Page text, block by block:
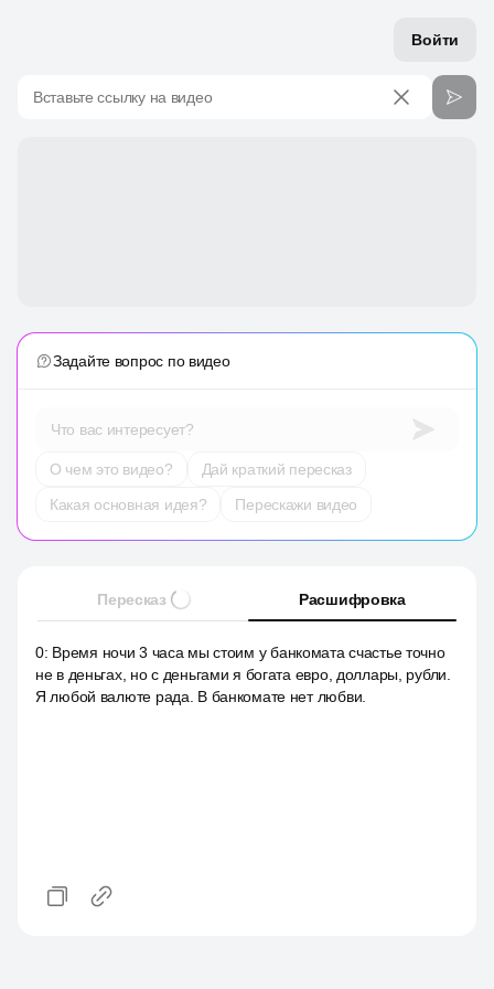
Войти
Вставьте ссылку на видео
Задайте вопрос по видео
Что вас интересует?
О чем это видео?
Дай краткий пересказ
Какая основная идея?
Перескажи видео
Пересказ Расшифровка
0: Время ночи 3 часа мы стоим у банкомата счастье точно
не в деньгах, но с деньгами я богата евро, доллары, рубли.
Я любой валюте рада. В банкомате нет любви.